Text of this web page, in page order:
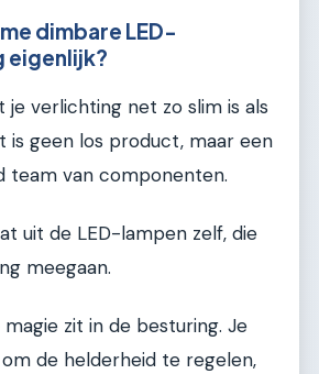
dimbare LED-
eigenlijk?
je verlichting net zo slim is als
is geen los product, maar een
team van componenten.
uit de LED-lampen zelf, die
meegaan.
zit in de besturing. Je
de helderheid te regelen,